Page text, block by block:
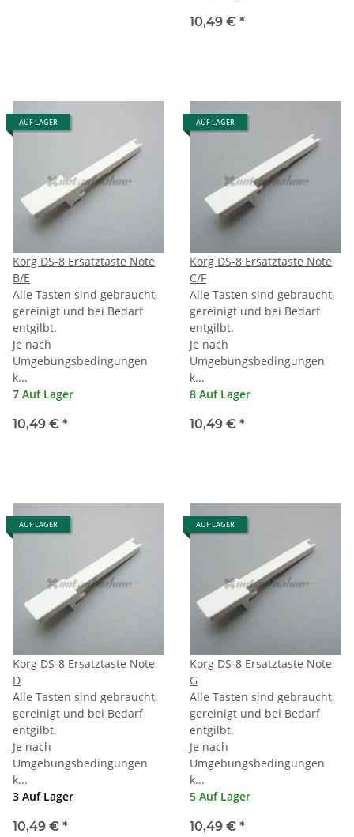
10,49 € *
AUF LAGER
Korg DS-8 Ersatztaste Note
B/E
Alle Tasten sind gebraucht,
gereinigt und bei Bedarf
entgilbt.
Je nach
Umgebungsbedingungen
k...
7 Auf Lager
10,49 € *
AUF LAGER
Korg DS-8 Ersatztaste Note
C/F
Alle Tasten sind gebraucht,
gereinigt und bei Bedarf
entgilbt.
Je nach
Umgebungsbedingungen
k...
8 Auf Lager
10,49 € *
AUF LAGER
Korg DS-8 Ersatztaste Note
D
Alle Tasten sind gebraucht,
gereinigt und bei Bedarf
entgilbt.
Je nach
Umgebungsbedingungen
k...
3 Auf Lager
10,49 € *
AUF LAGER
Korg DS-8 Ersatztaste Note
G
Alle Tasten sind gebraucht,
gereinigt und bei Bedarf
entgilbt.
Je nach
Umgebungsbedingungen
k...
5 Auf Lager
10,49 € *